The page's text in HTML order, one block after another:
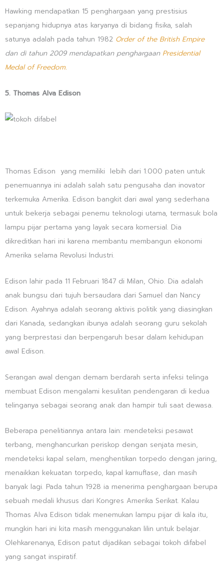
Hawking mendapatkan 15 penghargaan yang prestisius
sepanjang hidupnya atas karyanya di bidang fisika, salah
satunya adalah pada tahun 1982 Order of the British Empire
dan di tahun 2009 mendapatkan penghargaan Presidential
Medal of Freedom.
5. Thomas Alva Edison
Thomas Edison yang memiliki lebih dari 1.000 paten untuk
penemuannya ini adalah salah satu pengusaha dan inovator
terkemuka Amerika. Edison bangkit dari awal yang sederhana
untuk bekerja sebagai penemu teknologi utama, termasuk bola
lampu pijar pertama yang layak secara komersial. Dia
dikreditkan hari ini karena membantu membangun ekonomi
Amerika selama Revolusi Industri.
Edison lahir pada 11 Februari 1847 di Milan, Ohio. Dia adalah
anak bungsu dari tujuh bersaudara dari Samuel dan Nancy
Edison. Ayahnya adalah seorang aktivis politik yang diasingkan
dari Kanada, sedangkan ibunya adalah seorang guru sekolah
yang berprestasi dan berpengaruh besar dalam kehidupan
awal Edison.
Serangan awal dengan demam berdarah serta infeksi telinga
membuat Edison mengalami kesulitan pendengaran di kedua
telinganya sebagai seorang anak dan hampir tuli saat dewasa.
Beberapa penelitiannya antara lain: mendeteksi pesawat
terbang, menghancurkan periskop dengan senjata mesin,
mendeteksi kapal selam, menghentikan torpedo dengan jaring,
menaikkan kekuatan torpedo, kapal kamuflase, dan masih
banyak lagi. Pada tahun 1928 ia menerima penghargaan berupa
sebuah medali khusus dari Kongres Amerika Serikat. Kalau
Thomas Alva Edison tidak menemukan lampu pijar di kala itu,
mungkin hari ini kita masih menggunakan lilin untuk belajar.
Olehkarenanya, Edison patut dijadikan sebagai tokoh difabel
yang sangat inspiratif.